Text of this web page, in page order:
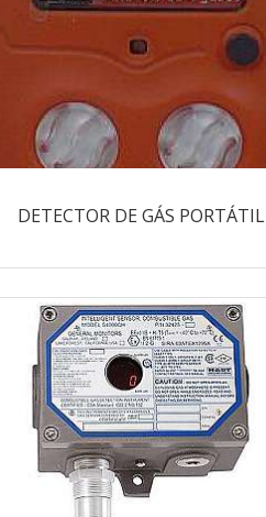
DETECTOR DE GÁS PORTÁTIL